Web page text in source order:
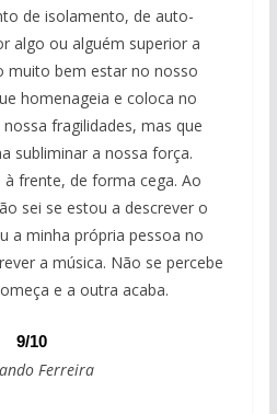
de isolamento, de auto-
algo ou alguém superior a
muito bem estar no nosso
homenageia e coloca no
fragilidades, mas que
subliminar a nossa força.
à frente, de forma cega. Ao
sei se estou a descrever o
a minha própria pessoa no
a música. Não se percebe
e a outra acaba.
9/10
Ferreira